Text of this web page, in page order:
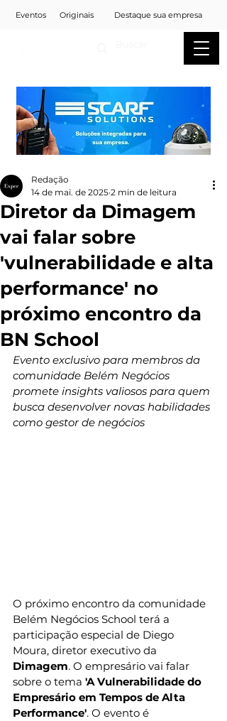
Eventos Originais Destaque sua empresa
Diretor da Dimagem
vai falar sobre
'vulnerabilidade e alta
performance' no
próximo encontro da
BN School
Redação
14 de mai. de 2025 2 min de leitura
Evento exclusivo para membros da
comunidade Belém Negócios
promete insights valiosos para quem
busca desenvolver novas habilidades
como gestor de negócios
O próximo encontro da comunidade
Belém Negócios School terá a
participação especial de Diego
Moura, diretor executivo da
Dimagem. O empresário vai falar
sobre o tema 'A Vulnerabilidade do
Empresário em Tempos de Alta
Performance'. O evento é